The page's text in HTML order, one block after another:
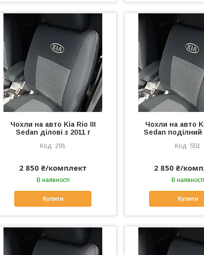
Чохли на авто Kia Rio III
Sedan ділові з 2011 г
291
2 850 ₴/комплект
В наявності
Купити
Чохли на авто
Sedan поділний
551
2 850 ₴/
В наявності
Купити